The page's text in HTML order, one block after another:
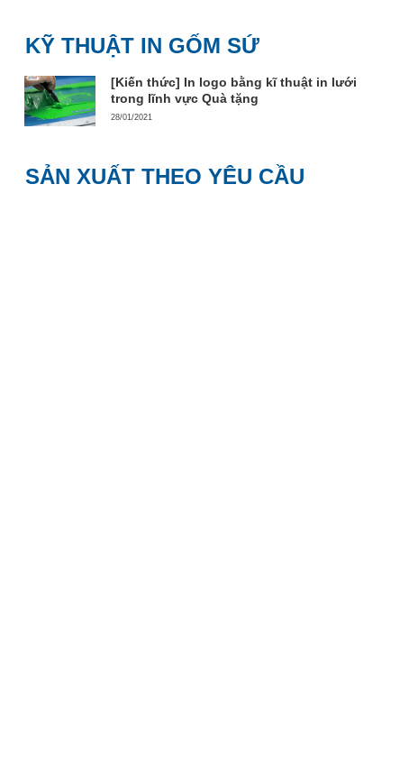
KỸ THUẬT IN GỐM SỨ
[Kiến thức] In logo bằng kĩ thuật in lưới
trong lĩnh vực Quà tặng
28/01/2021
SẢN XUẤT THEO YÊU CẦU